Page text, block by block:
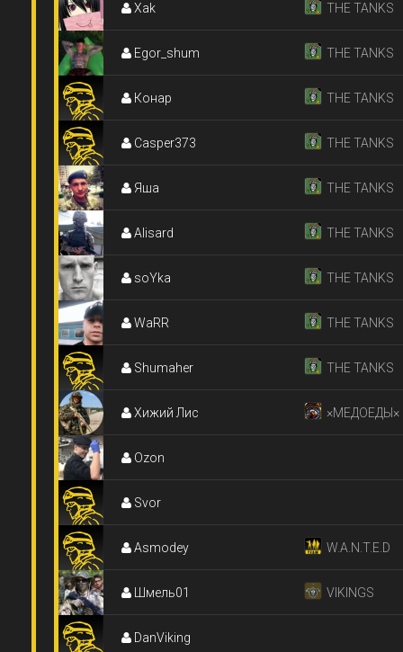
Xak THE TANKS
Egor_shum THE TANKS
Конар THE TANKS
Casper373 THE TANKS
Яша THE TANKS
Alisard THE TANKS
soYka THE TANKS
WaRR THE TANKS
Shumaher THE TANKS
Хижий Лис ×МЕДОЕДЫ×
Ozon
Svor
Asmodey W.A.N.T.E.D
Шмель01 VIKINGS
DanViking